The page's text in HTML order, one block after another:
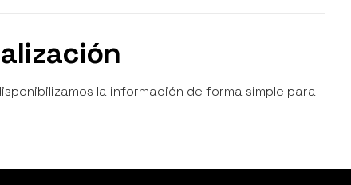
la información de forma simple para